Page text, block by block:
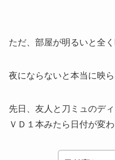
ただ、部屋が明るいと全く
夜にならないと本当に映ら
先日、友人と刀ミュのデ
ＶＤ１本みたら日付が変